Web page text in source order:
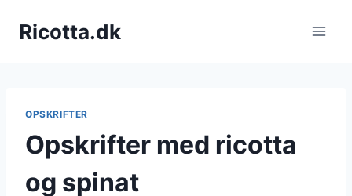
Ricotta.dk
OPSKRIFTER
Opskrifter med ricotta
og spinat